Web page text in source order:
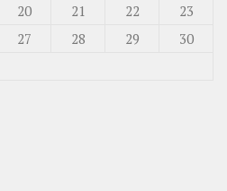
20 21 22
23
27 28 29
30